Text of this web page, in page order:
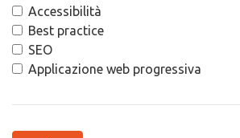
Accessibilità
Best practice
SEO
Applicazione web progressiva